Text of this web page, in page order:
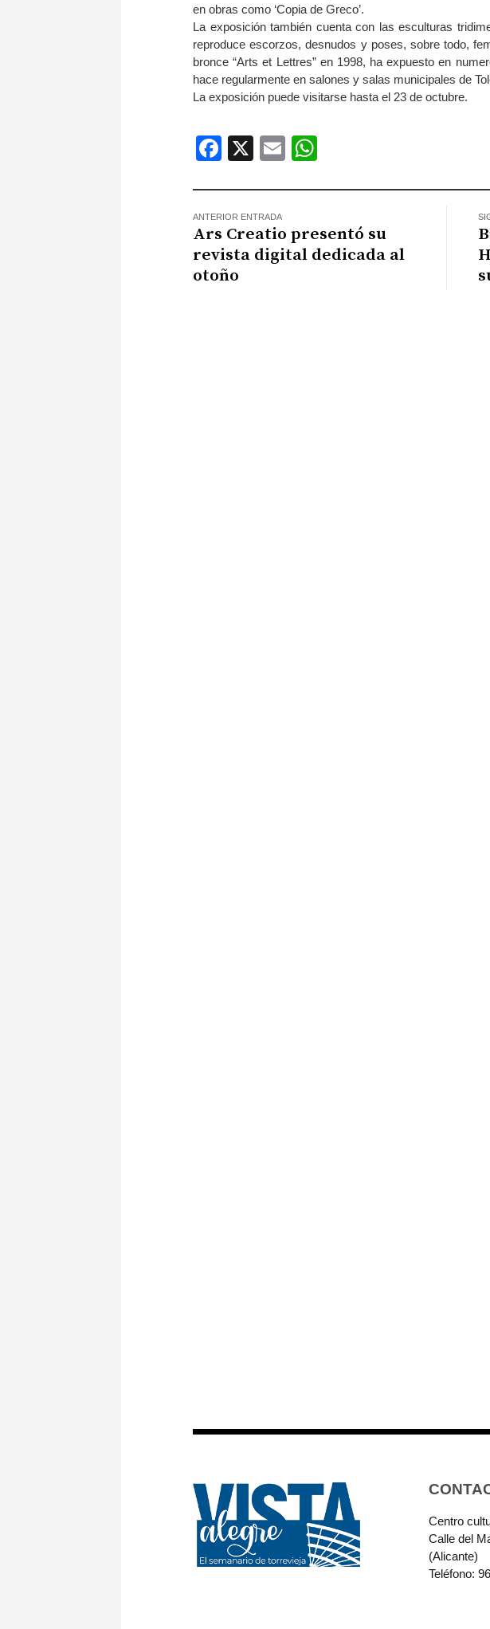
en obras como ‘Copia de Greco’.
La exposición también cuenta con las esculturas
reproduce escorzos, desnudos y poses, sobre todo,
bronce “Arts et Lettres” en 1998, ha expuesto en
hace regularmente en salones y salas municipales de
La exposición puede visitarse hasta el 23 de octubre.
Facebook
X Email
ANTERIOR ENTRADA
Ars Creatio presentó su
revista digital dedicada al
otoño
Centro
Calle del
(Alicante)
Teléfono: